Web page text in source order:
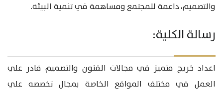
والتصميم، داعمة للمجتمع ومساهمة في تنمية البيئة.
رسالة الكلية:
اعداد خريج متميز في مجالات الفنون والتصميم قادر علي
العمل في مختلف المواقع الخاصة بمجال تخصصه علي